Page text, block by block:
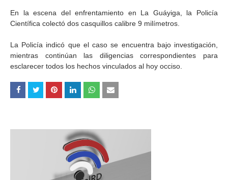
En la escena del enfrentamiento en La Guáyiga, la Policía
Científica colectó dos casquillos calibre 9 milímetros.
La Policía indicó que el caso se encuentra bajo investigación,
mientras continúan las diligencias correspondientes para
esclarecer todos los hechos vinculados al hoy occiso.